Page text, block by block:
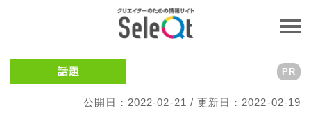
話題
公開日：2022-02-21 / 更新日：2022-02-19
PR